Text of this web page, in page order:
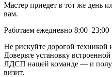
Мастер приедет в тот же день
вам.
Работаем ежедневно 8:00–23:00
Не рискуйте дорогой
Доверьте установку
ЛДСП нашей команде — и
визит.